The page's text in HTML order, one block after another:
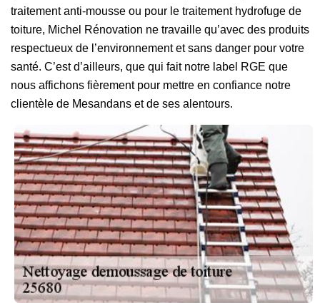
traitement anti-mousse ou pour le traitement hydrofuge de
toiture, Michel Rénovation ne travaille qu’avec des produits
respectueux de l’environnement et sans danger pour votre
santé. C’est d’ailleurs, que qui fait notre label RGE que
nous affichons fièrement pour mettre en confiance notre
clientèle de Mesandans et de ses alentours.